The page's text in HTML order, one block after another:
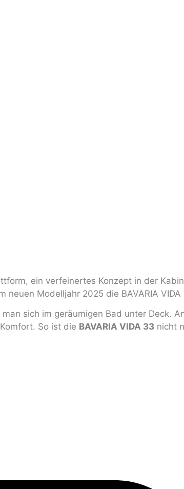
ein verfeinertes Konzept in der
neuen Modelljahr 2025 die BAVARIA
sich im geräumigen Bad unter Deck.
So ist die BAVARIA VIDA 33 nicht